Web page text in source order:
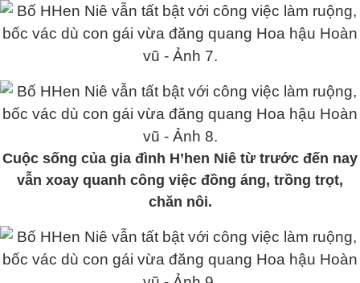
Cuộc sống của gia đình H’hen Niê từ trước đến nay
vẫn xoay quanh công việc đồng áng, trồng trọt,
chăn nôi.